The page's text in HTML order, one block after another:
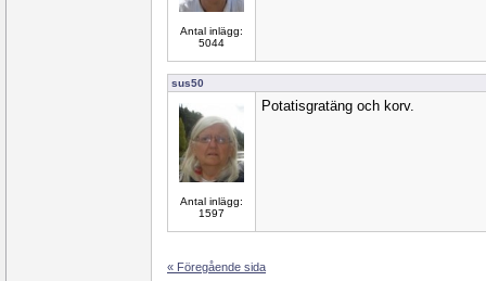
Antal inlägg:
5044
sus50
Antal inlägg:
1597
Potatisgratäng och korv.
« Föregående sida